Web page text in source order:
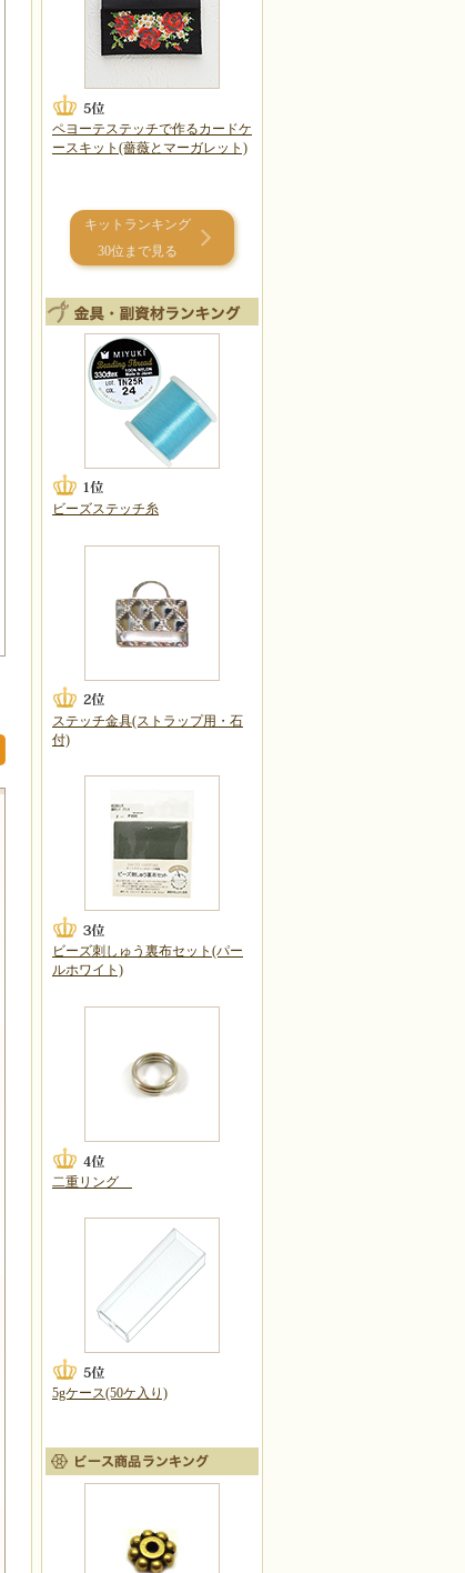
ペヨーテステッチで作るカードケ
ースキット(薔薇とマーガレット)
キットランキング
30位まで見る
ビーズステッチ糸
ステッチ金具(ストラップ用・石
付)
ビーズ刺しゅう裏布セット(パー
ルホワイト)
二重リング
5gケース(50ケ入り)